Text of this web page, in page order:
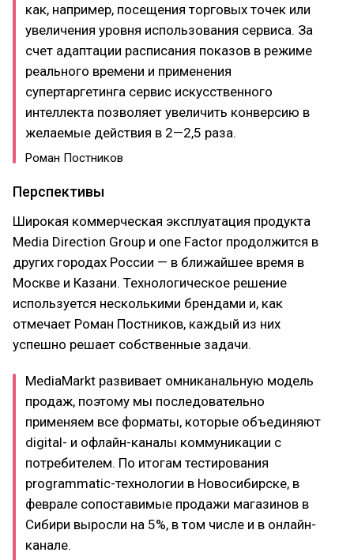
как, например, посещения торговых точек или
увеличения уровня использования сервиса. За
счет адаптации расписания показов в режиме
реального времени и применения
супертаргетинга сервис искусственного
интеллекта позволяет увеличить конверсию в
желаемые действия в 2—2,5 раза.​
Роман Постников
Перспективы
Широкая коммерческая эксплуатация продукта
Media Direction Group и one Factor продолжится в
других городах России — в ближайшее время в
Москве и Казани. Технологическое решение
используется несколькими брендами и, как
отмечает Роман Постников, каждый из них
успешно решает собственные задачи.
MediaMarkt развивает омниканальную модель
продаж, поэтому мы последовательно
применяем все форматы, которые объединяют
digital- и офлайн-каналы коммуникации с
потребителем. По итогам тестирования
programmatic-технологии в Новосибирске, в
феврале сопоставимые продажи магазинов в
Сибири выросли на 5%, в том числе и в онлайн-
канале.